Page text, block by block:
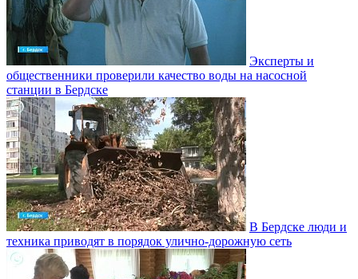
Эксперты и
общественники проверили качество воды на насосной
станции в Бердске
В Бердске люди и
техника приводят в порядок улично‑дорожную сеть